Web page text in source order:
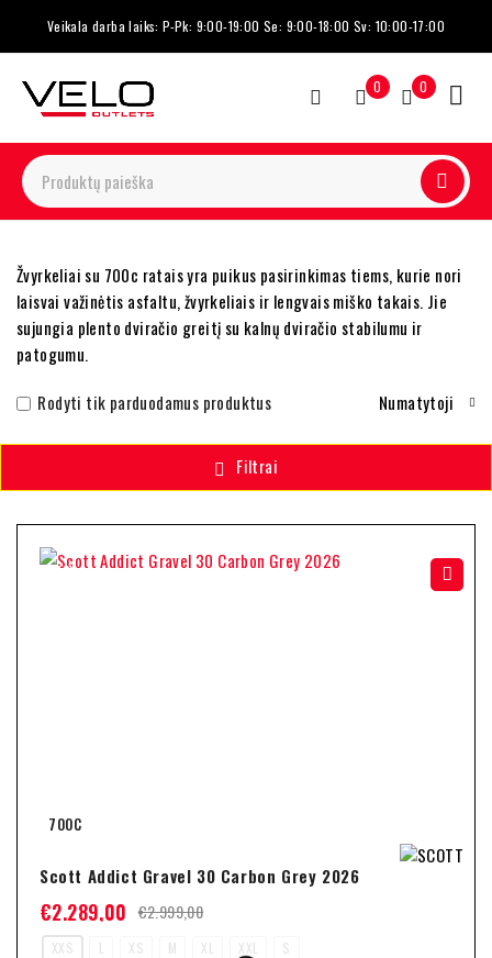
Veikala darba laiks: P-Pk: 9:00-19:00 Se: 9:00-18:00 Sv: 10:00-17:00
0 0
Žvyrkeliai su 700c ratais yra puikus pasirinkimas tiems, kurie nori
laisvai važinėtis asfaltu, žvyrkeliais ir lengvais miško takais. Jie
sujungia plento dviračio greitį su kalnų dviračio stabilumu ir
patogumu.
Numatytoji
Rodyti tik parduodamus produktus
Filtrai
-24%
700C
Scott Addict Gravel 30 Carbon Grey 2026
€2.999,00
€2.289,00
XXS L XS M XL XXL S